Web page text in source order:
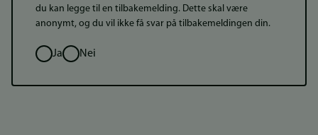
du kan legge til en tilbakemelding. Dette skal være
anonymt, og du vil ikke få svar på tilbakemeldingen din.
ValgJa Nei